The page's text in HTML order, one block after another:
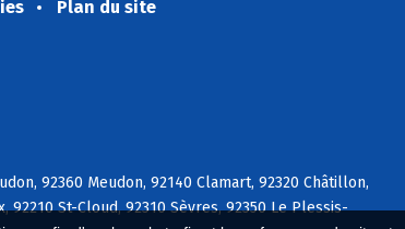
Plan du site
92360 Meudon, 92140 Clamart, 92320 Châtillon,
92210 St-Cloud, 92310 Sèvres, 92350 Le Plessis-